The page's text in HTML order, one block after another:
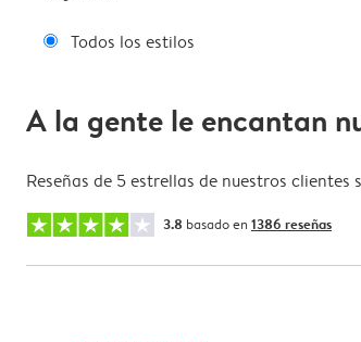
Todos los estilos
A la gente le encantan
Reseñas de 5 estrellas de nuestros clientes
3.8 basado en 1386 reseñas